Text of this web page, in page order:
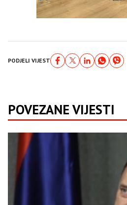
PODJELI VIJEST
POVEZANE VIJESTI